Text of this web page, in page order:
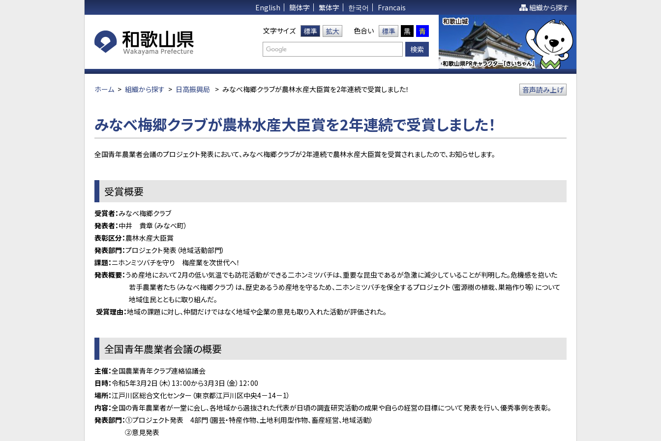
English 簡体字 繁体字 한국어 Francais 組織から探す
文字サイズ 標準 拡大 色合い 標準 黒 青
ホーム > 組織から探す > 日高振興局 > みなべ梅郷クラブが農林水産大臣賞を2年連続で受賞しました！ 音声読み上げ
みなべ梅郷クラブが農林水産大臣賞を2年連続で受賞しました！
全国青年農業者会議のプロジェクト発表において、みなべ梅郷クラブが2年連続で農林水産大臣賞を受賞されましたので、お知らせします。
受賞概要
受賞者：みなべ梅郷クラブ
発表者：中井 貴章（みなべ町）
表彰区分：農林水産大臣賞
発表部門：プロジェクト発表（地域活動部門）
課題：ニホンミツバチを守り 梅産業を次世代へ！
発表概要：うめ産地において2月の低い気温でも訪花活動ができる二ホンミツバチは、重要な昆虫であるが急激に減少していることが判明した。危機感を抱いた
若手農業者たち（みなべ梅郷クラブ）は、歴史あるうめ産地を守るため、二ホンミツバチを保全するプロジェクト（蜜源樹の植栽、巣箱作り等）について
地域住民とともに取り組んだ。
受賞理由：地域の課題に対し、仲間だけではなく地域や企業の意見も取り入れた活動が評価された。
全国青年農業者会議の概要
主催：全国農業青年クラブ連絡協議会
日時：令和5年3月2日（木）13：00から3月3日（金）12：00
場所：江戸川区総合文化センター（東京都江戸川区中央4－14－1）
内容：全国の青年農業者が一堂に会し、各地域から選抜された代表が日頃の調査研究活動の成果や自らの経営の目標について発表を行い、優秀事例を表彰。
発表部門：①プロジェクト発表 4部門（園芸・特産作物、土地利用型作物、畜産経営、地域活動）
②意見発表